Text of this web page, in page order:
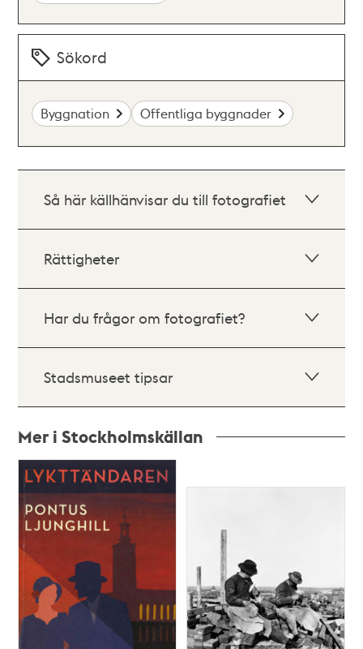
Sökord
Byggnation Offentliga byggnader
Så här källhänvisar du till fotografiet
Rättigheter
Har du frågor om fotografiet?
Stadsmuseet tipsar
Mer i Stockholmskällan
Relaterade
poster
och
teman